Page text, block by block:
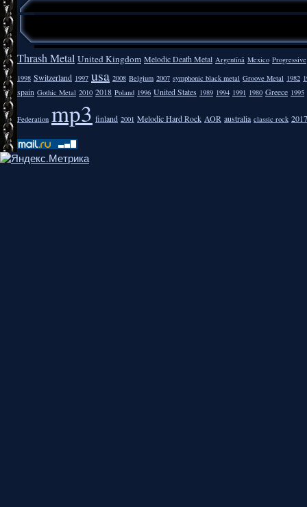
Thrash Metal United Kingdom Melodic Death Metal Argentīnā Mexico Progressive
1998 Switzerland 1997 usa 2008 Belgium 2007 symphonic black metal Groove Metal 1982
spain Gothic Metal 2010 2018 Poland 1996 United States 1989 1994 1991 1980 Greece 1995
Federation mp3 finland 2001 Melodic Hard Rock AOR australia classic rock 2017